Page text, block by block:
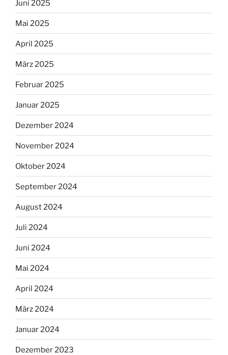
Juni 2025
Mai 2025
April 2025
März 2025
Februar 2025
Januar 2025
Dezember 2024
November 2024
Oktober 2024
September 2024
August 2024
Juli 2024
Juni 2024
Mai 2024
April 2024
März 2024
Januar 2024
Dezember 2023